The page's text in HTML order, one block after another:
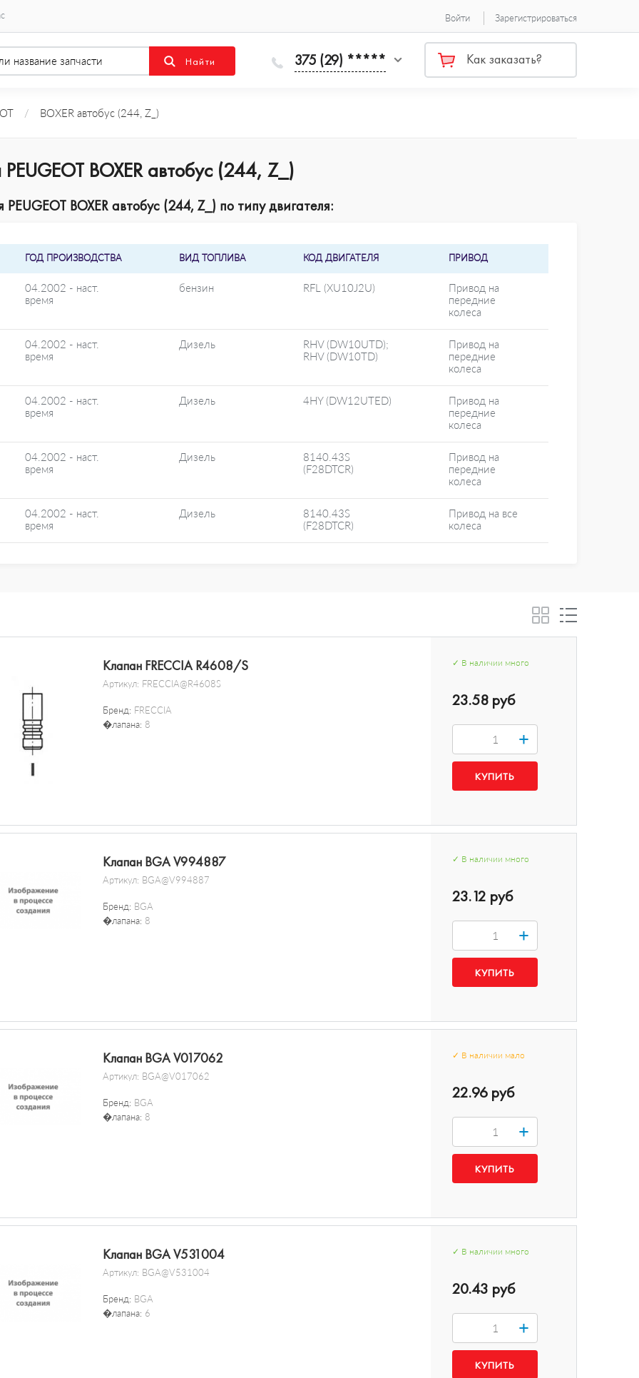
Войти Зарегистрироваться
375 (29) ***** Как заказать?
/ BOXER автобус (244, Z_)
BOXER автобус (244, Z_)
BOXER автобус (244, Z_) по типу двигателя:
ГОД ПРОИЗВОДСТВА ВИД ТОПЛИВА КОД ДВИГАТЕЛЯ ПРИВОД
04.2002 - наст.
время
бензин RFL (XU10J2U)
Привод на
передние
колеса
04.2002 - наст.
время
Дизель
RHV (DW10UTD);
RHV (DW10TD)
Привод на
передние
колеса
04.2002 - наст.
время
Дизель 4HY (DW12UTED)
Привод на
передние
колеса
04.2002 - наст.
время
Дизель
8140.43S
(F28DTCR)
Привод на
передние
колеса
04.2002 - наст.
время
Дизель
8140.43S
(F28DTCR)
Привод на все
колеса
Клапан FRECCIA R4608/S
Артикул: FRECCIA@R4608S
Бренд: FRECCIA
�лапана: 8
✓ В наличии много
23.58 руб
+
Клапан BGA V994887
Артикул: BGA@V994887
Бренд: BGA
�лапана: 8
✓ В наличии много
23.12 руб
+
Клапан BGA V017062
Артикул: BGA@V017062
Бренд: BGA
�лапана: 8
✓ В наличии мало
22.96 руб
+
Клапан BGA V531004
Артикул: BGA@V531004
Бренд: BGA
�лапана: 6
✓ В наличии много
20.43 руб
+